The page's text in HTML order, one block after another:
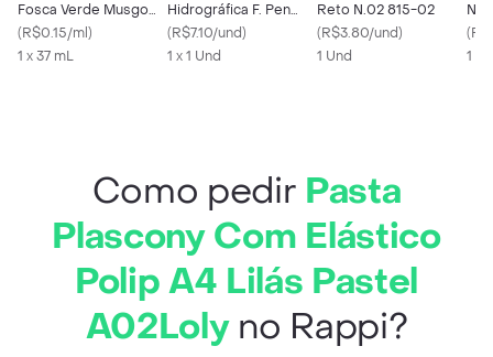
Fosca Verde Musgo
22001-10
(R$0.15/ml)
1 x 37 mL
Hidrográfica F. Pen
Verde Fpb/Vezf
(R$7.10/und)
1 x 1 Und
Reto N.02 815-02
(R$3.80/und)
1 Und
(
1
Como pedir Pasta
Plascony Com Elástico
Polip A4 Lilás Pastel
A02Lolyno Rappi?